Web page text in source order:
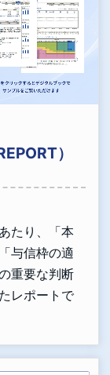
）
たり、「本
与信枠の適
重要な判断
レポートで